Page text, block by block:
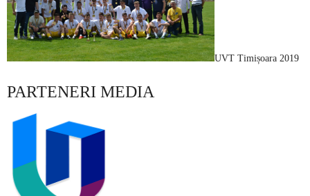
UVT Timișoara 2019
PARTENERI MEDIA